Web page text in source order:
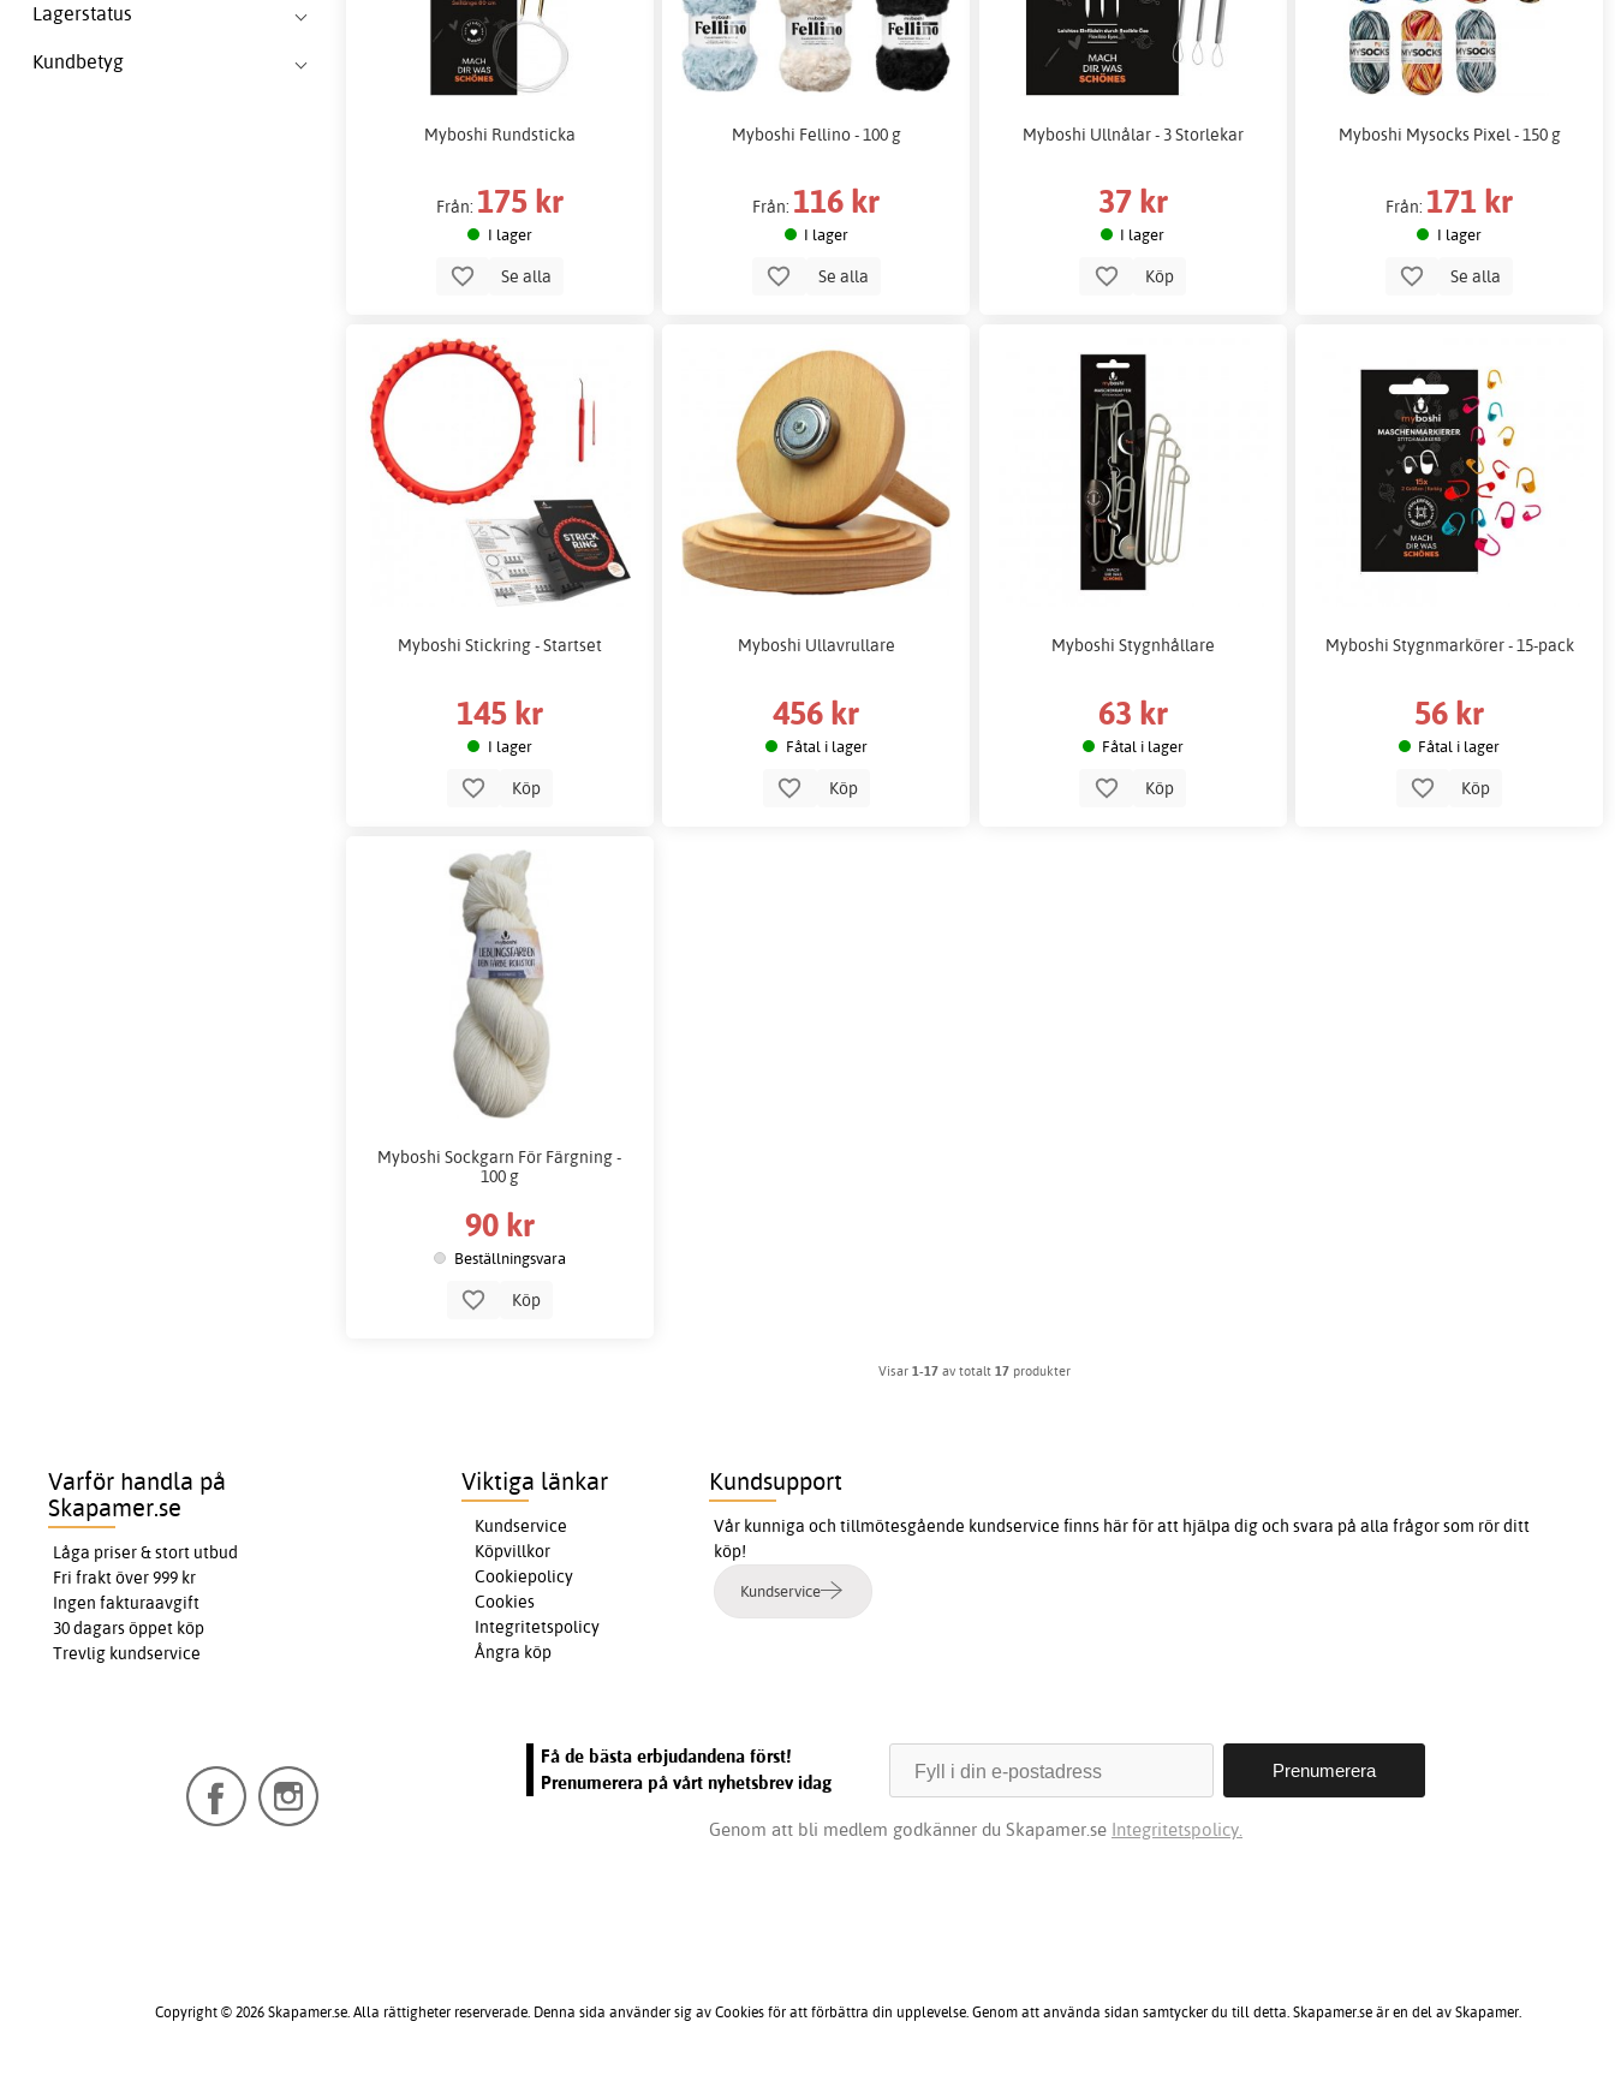
Lagerstatus
Kundbetyg
Myboshi Rundsticka
Från: 175 kr
I lager
Se alla
Myboshi Fellino - 100 g
Från: 116 kr
I lager
Se alla
Myboshi Ullnålar - 3 Storlekar
37 kr
I lager
Köp
Myboshi Mysocks Pixel - 150 g
Från: 171 kr
I lager
Se alla
Myboshi Stickring - Startset
145 kr
I lager
Köp
Myboshi Ullavrullare
456 kr
Fåtal i lager
Köp
Myboshi Stygnhållare
63 kr
Fåtal i lager
Köp
Myboshi Stygnmarkörer - 15-pack
56 kr
Fåtal i lager
Köp
Myboshi Sockgarn För Färgning -
100 g
90 kr
Beställningsvara
Köp
Visar1-17 av totalt17 produkter
Varför handla på
Skapamer.se
Låga priser & stort utbud
Fri frakt över 999 kr
Ingen fakturaavgift
30 dagars öppet köp
Trevlig kundservice
Viktiga länkar
Kundservice
Köpvillkor
Cookiepolicy
Cookies
Integritetspolicy
Ångra köp
Kundsupport
Vår kunniga och tillmötesgående kundservice finns här för att hjälpa dig och svara på alla frågor som rör ditt
köp!
Kundservice
Få de bästa erbjudandena först!
Prenumerera på vårt nyhetsbrev idag
Genom att bli medlem godkänner du Skapamer.se Integritetspolicy.
Copyright © 2026 Skapamer.se. Alla rättigheter reserverade. Denna sida använder sig av Cookies för att förbättra din upplevelse. Genom att använda sidan samtycker du till detta. Skapamer.se är en del av Skapamer.